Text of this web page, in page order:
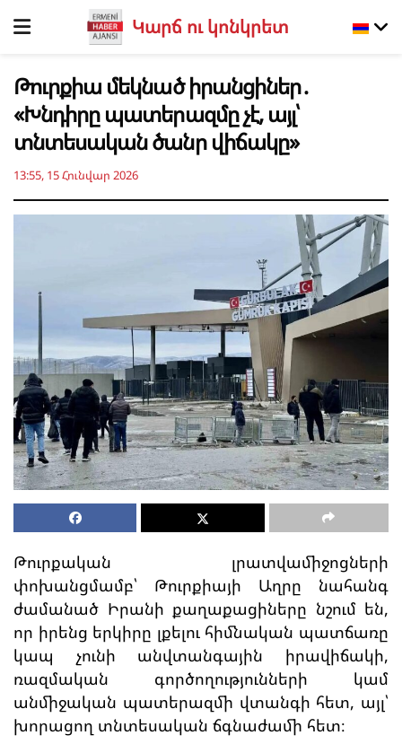
Կարճ ու կոնկրետ
Թուրքիա մեկնած իրանցիներ․
«Խնդիրը պատերազմը չէ, այլ՝
տնտեսական ծանր վիճակը»
13:55, 15 Հունվար 2026
Թուրքական լրատվամիջոցների
փոխանցմամբ՝ Թուրքիայի Աղրը նահանգ
ժամանած Իրանի քաղաքացիները նշում են,
որ իրենց երկիրը լքելու հիմնական պատճառը
կապ չունի անվտանգային իրավիճակի,
ռազմական գործողությունների կամ
անմիջական պատերազմի վտանգի հետ, այլ՝
խորացող տնտեսական ճգնաժամի հետ։